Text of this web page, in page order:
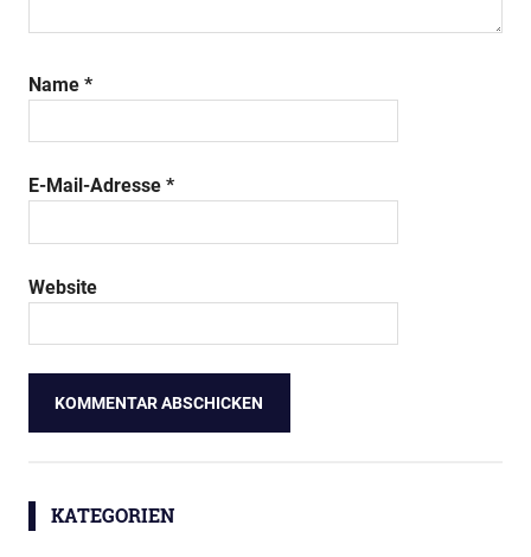
Name *
E-Mail-Adresse *
Website
KATEGORIEN